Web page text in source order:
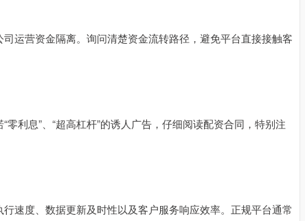
运营资金隔离。询问清楚资金流转路径，避免平台直接接触客
利息”、“超高杠杆”的诱人广告，仔细阅读配资合同，特别注
速度、数据更新及时性以及客户服务响应效率。正规平台通常